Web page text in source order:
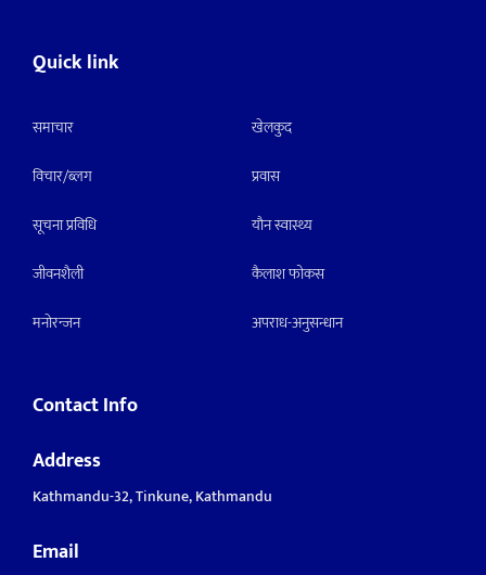
Quick link
समाचार
विचार/ब्लग
सूचना प्रविधि
जीवनशैली
मनाेरन्जन
खेलकुद
प्रवास
याैन स्वास्थ्य
कैलाश फोकस
अपराध-अनुसन्धान
Contact Info
Address
Kathmandu-32, Tinkune, Kathmandu
Email